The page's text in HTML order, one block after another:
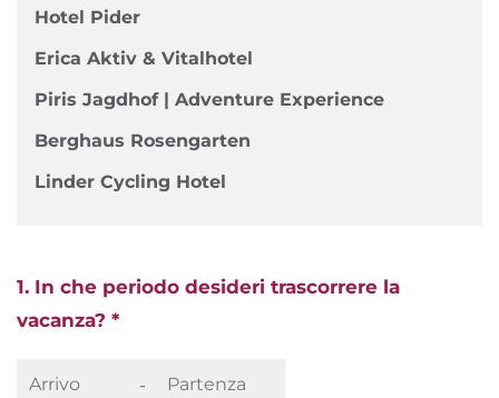
Hotel Pider
Erica Aktiv & Vitalhotel
Piris Jagdhof | Adventure Experience
Berghaus Rosengarten
Linder Cycling Hotel
1. In che periodo desideri trascorrere la
vacanza? *
-